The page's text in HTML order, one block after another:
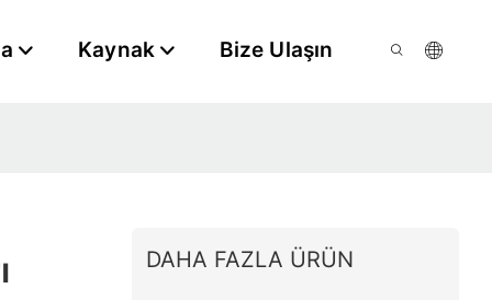
Kaynak Bize Ulaşın
DAHA FAZLA ÜRÜN